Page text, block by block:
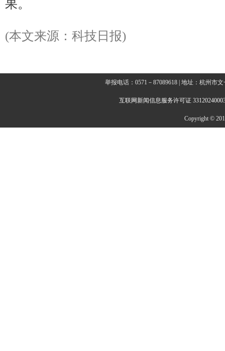
果。
(本文来源：科技日报)
举报电话：0571－87089618 | 地址：杭州市
互联网新闻信息服务许可证
Copyright ©